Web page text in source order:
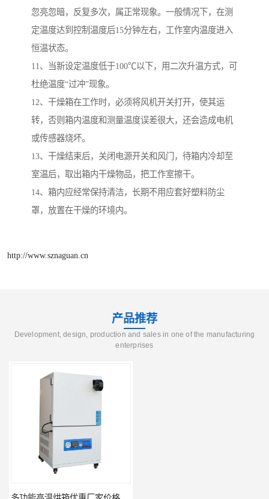
忽亮忽暗，反复多次，属正常现象。一般情况下，在测
定温度达到控制温度后15分钟左右，工作室内温度进入
恒温状态。
11、当新设定温度低于100℃以下，用二次升温方式，可
杜绝温度“过冲”现象。
12、干燥箱在工作时，必须将风机开关打开，使其运
转，否则箱内温度和测量温度误差很大，还会造成电机
或传感器烧坏。
13、干燥结束后，关闭电源开关和风门，待箱内冷却至
室温后，取出箱内干燥物品，把工作室擦干。
14、箱内应经常保持清洁，长期不用应套好塑料防尘
罩，放置在干燥的环境内。
http://www.sznaguan.cn
产品推荐
Development, design, production and sales in one of the manufacturing
enterprises